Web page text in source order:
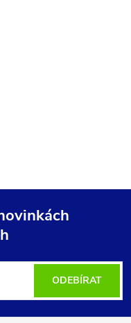
ODEBÍRAT